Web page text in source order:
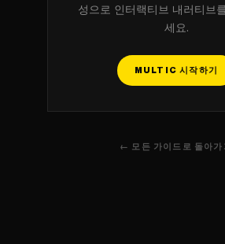
성으로 인터랙티브 내러티브
세요.
MULTIC 시작하기
← 모든 가이드로 돌아가